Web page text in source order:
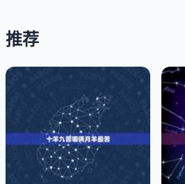
(1)有‘草’字部首的字，因牛以草为
食丰富，内心世界充实，一生不
芝、功、茹、萍、青、亢、莲。艺
（2）有‘辶’的部首，其形象似蛇。
首，因为‘已酉丑’为三合，互有帮
酉、西、非、兆、凰、兑、白、秋
凤、飞、建、骛、鹤、雀、鸟、巴
推荐